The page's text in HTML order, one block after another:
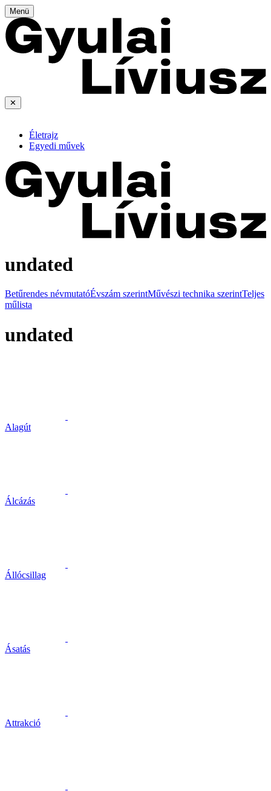
Menü
✕
Életrajz
Egyedi művek
undated
Betűrendes névmutatóÉvszám szerintMűvészi technika szerintTeljes
műlista
undated
Alagút
Álcázás
Állócsillag
Ásatás
Attrakció